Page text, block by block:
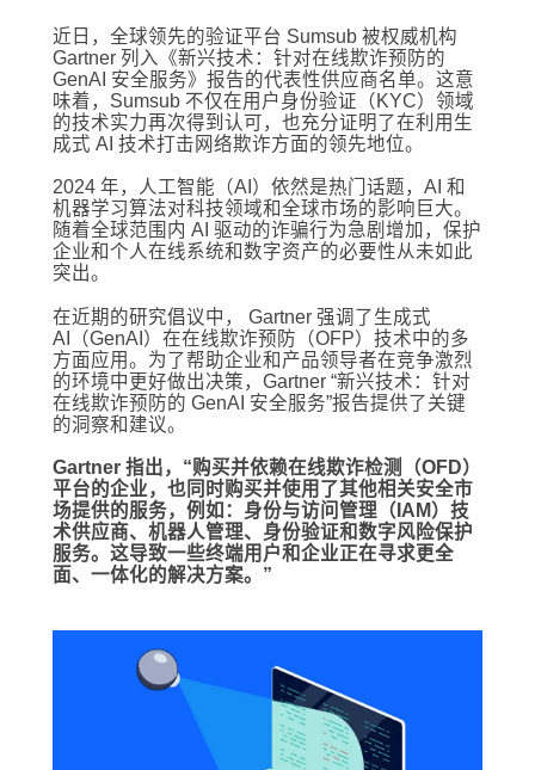
近日，全球领先的验证平台 Sumsub 被权威机构
Gartner 列入《新兴技术：针对在线欺诈预防的
GenAI 安全服务》报告的代表性供应商名单。这意
味着，Sumsub 不仅在用户身份验证（KYC）领域
的技术实力再次得到认可，也充分证明了在利用生
成式 AI 技术打击网络欺诈方面的领先地位。
2024 年，人工智能（AI）依然是热门话题，AI 和
机器学习算法对科技领域和全球市场的影响巨大。
随着全球范围内 AI 驱动的诈骗行为急剧增加，保护
企业和个人在线系统和数字资产的必要性从未如此
突出。
在近期的研究倡议中， Gartner 强调了生成式
AI（GenAI）在在线欺诈预防（OFP）技术中的多
方面应用。为了帮助企业和产品领导者在竞争激烈
的环境中更好做出决策，Gartner “新兴技术：针对
在线欺诈预防的 GenAI 安全服务”报告提供了关键
的洞察和建议。
Gartner 指出，“购买并依赖在线欺诈检测（OFD）
平台的企业，也同时购买并使用了其他相关安全市
场提供的服务，例如：身份与访问管理（IAM）技
术供应商、机器人管理、身份验证和数字风险保护
服务。这导致一些终端用户和企业正在寻求更全
面、一体化的解决方案。”